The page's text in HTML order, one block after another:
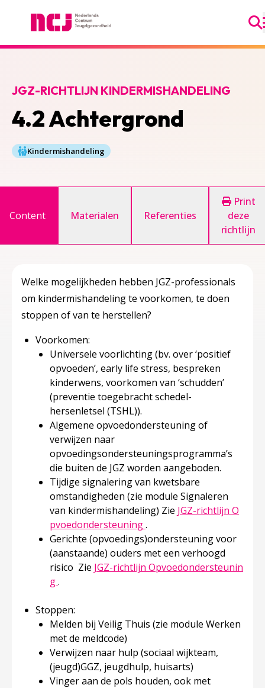
4.2 Achtergrond
JGZ-RICHTLIJN KINDERMISHANDELING
Kindermishandeling
Content Materialen Referenties
Print
deze
richtlijn
Welke mogelijkheden hebben JGZ-professionals
om kindermishandeling te voorkomen, te doen
stoppen of van te herstellen?
Voorkomen:
Universele voorlichting (bv. over ‘positief
opvoeden’, early life stress, bespreken
kinderwens, voorkomen van ‘schudden’
(preventie toegebracht schedel-
hersenletsel (TSHL)).
Algemene opvoedondersteuning of
verwijzen naar
opvoedingsondersteuningsprogramma’s
die buiten de JGZ worden aangeboden.
Tijdige signalering van kwetsbare
omstandigheden (zie module Signaleren
van kindermishandeling) Zie JGZ-richtlijn O
pvoedondersteuningDeze linkt opent in een
.
Gerichte (opvoedings)ondersteuning voor
(aanstaande) ouders met een verhoogd
risico Zie JGZ-richtlijn Opvoedondersteunin
gDeze linkt opent in een nieuw tabblad
.
Stoppen:
Melden bij Veilig Thuis (zie module Werken
met de meldcode)
Verwijzen naar hulp (sociaal wijkteam,
(jeugd)GGZ, jeugdhulp, huisarts)
Vinger aan de pols houden, ook met